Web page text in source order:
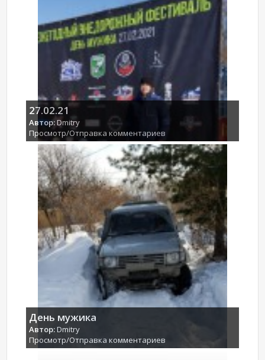
27.02.21
Автор:Dmitry
Просмотр/Отправка комментариев
День мужика
Автор:Dmitry
Просмотр/Отправка комментариев